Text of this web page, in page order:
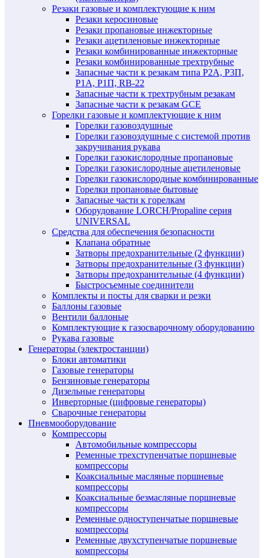
Резаки газовые и комплектующие к ним
Резаки керосиновые
Резаки пропановые инжекторные
Резаки ацетиленовые инжекторные
Резаки комбинированные инжекторные
Резаки комбинированные трехтрубные
Запасные части к резакам типа Р2А, Р3П,
Р1А, Р1П, RB-22
Запасные части к трехтрубным резакам
Запасные части к резакам GCE
Горелки газовые и комплектующие к ним
Горелки газовоздушные
Горелки газовоздушные с системой против
закручивания рукава
Горелки газокислородные пропановые
Горелки газокислородные ацетиленовые
Горелки газокислородные комбинированные
Горелки пропановые бытовые
Запасные части к горелкам
Оборудование LORCH/Propaline серия
UNIVERSAL
Средства для обеспечения безопасности
Клапана обратные
Затворы предохранительные (2 функции)
Затворы предохранительные (3 функции)
Затворы предохранительные (4 функции)
Быстросъемные соединители
Комплекты и посты для сварки и резки
Баллоны газовые
Вентили баллоные
Комплектующие к газосварочному оборудованию
Рукава газовые
Генераторы (электростанции)
Блоки автоматики
Газовые генераторы
Бензиновые генераторы
Дизельные генераторы
Инверторные (цифровые генераторы)
Сварочные генераторы
Пневмооборудование
Компрессоры
Автомобильные компрессоры
Ременные трехступенчатые поршневые
компрессоры
Коаксиальные масляные поршневые
компрессоры
Коаксиальные безмасляные поршневые
компрессоры
Ременные одноступенчатые поршневые
компрессоры
Ременные двухступенчатые поршневые
компрессоры